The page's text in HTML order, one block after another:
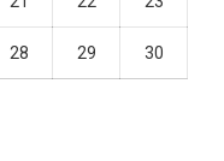
28 29 30